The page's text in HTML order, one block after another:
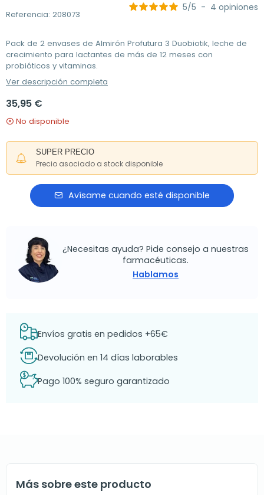
Referencia: 208073
5/5 - 4 opiniones
Pack de 2 envases de Almirón Profutura 3 Duobiotik, leche de
crecimiento para lactantes de más de 12 meses con
probióticos y vitaminas.
Ver descripción completa
35,95 €
No disponible
SUPER PRECIO
Precio asociado a stock disponible
Avísame cuando esté disponible
¿Necesitas ayuda? Pide consejo a nuestras
farmacéuticas.
Hablamos
Envíos gratis en pedidos +65€
Devolución en 14 días laborables
Pago 100% seguro garantizado
Más sobre este producto